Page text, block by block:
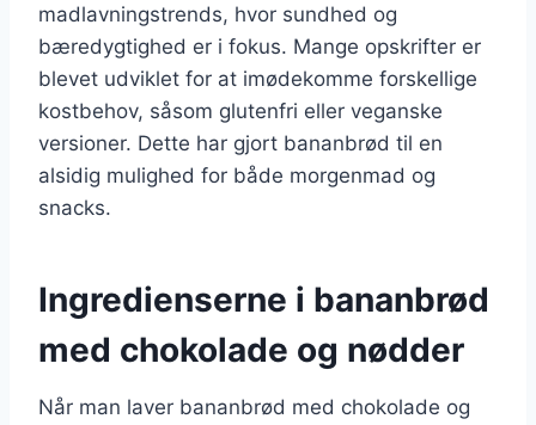
madlavningstrends, hvor sundhed og
bæredygtighed er i fokus. Mange opskrifter er
blevet udviklet for at imødekomme forskellige
kostbehov, såsom glutenfri eller veganske
versioner. Dette har gjort bananbrød til en
alsidig mulighed for både morgenmad og
snacks.
Ingredienserne i bananbrød
med chokolade og nødder
Når man laver bananbrød med chokolade og